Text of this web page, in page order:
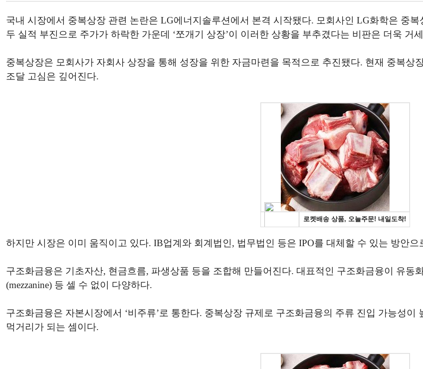
국내 시장에서 중복상장 관련 논란은 LG에너지솔루션에서 본격 시작됐다. 모회사인 LG화학은 중
두 실적 부진으로 주가가 하락한 가운데 ‘쪼개기 상장’이 이러한 상황을 부추겼다는 비판은 더욱 거
중복상장은 모회사가 자회사 상장을 통해 성장을 위한 자금마련을 목적으로 추진됐다. 현재 중복상
조달 고심은 깊어진다.
하지만 시장은 이미 움직이고 있다. IB업계와 회계법인, 법무법인 등은 IPO를 대체할 수 있는 방안
구조화금융은 기초자산, 현금흐름, 파생상품 등을 조합해 만들어진다. 대표적인 구조화금융이 유동
(mezzanine) 등 셀 수 없이 다양하다.
구조화금융은 자본시장에서 ‘비주류’로 통한다. 중복상장 규제로 구조화금융의 주류 진입 가능성
먹거리가 되는 셈이다.